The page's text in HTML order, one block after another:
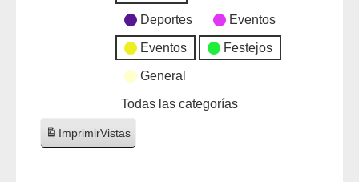
Deportes Eventos
Eventos Festejos
General
Todas las categorías
ImprimirVistas